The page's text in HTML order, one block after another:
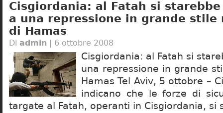
Cisgiordania: al Fatah si
a una repressione in grande
di Hamas
Di admin | 6 ottobre 2008
Cisgiordania: al Fatah si
una repressione in grande
Hamas Tel Aviv, 5 ottobre –
indicano che le forze di
targate al Fatah, operanti in Cisgiordania,